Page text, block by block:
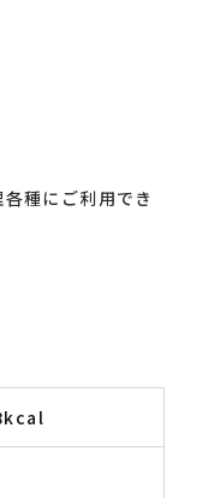
種にご利用でき